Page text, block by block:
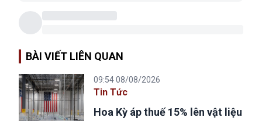
BÀI VIẾT LIÊN QUAN
09:54 08/08/2026
Tin Tức
Hoa Kỳ áp thuế 15% lên vật liệu